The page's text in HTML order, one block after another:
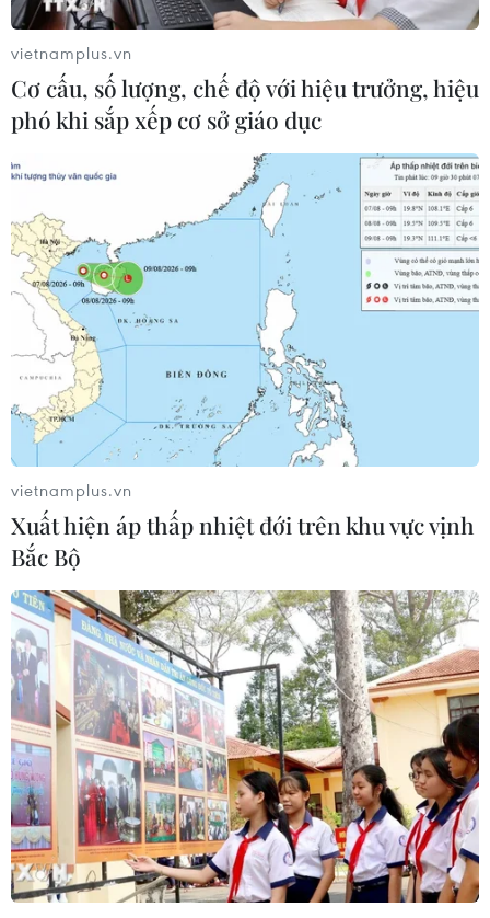
TIN CÙNG CHUYÊN MỤC
Nhịp điệu Samulnori vang
dội, Áo dài - Hanbok 'khoe sắc' bên
sông Hàn
07/08/2026 04:39
vietnamplus.vn
Cơ cấu, số lượng, chế độ với hiệu trưởng, hiệu
phó khi sắp xếp cơ sở giáo dục
vietnamplus.vn
Xuất hiện áp thấp nhiệt đới trên khu vực vịnh
Bắc Bộ